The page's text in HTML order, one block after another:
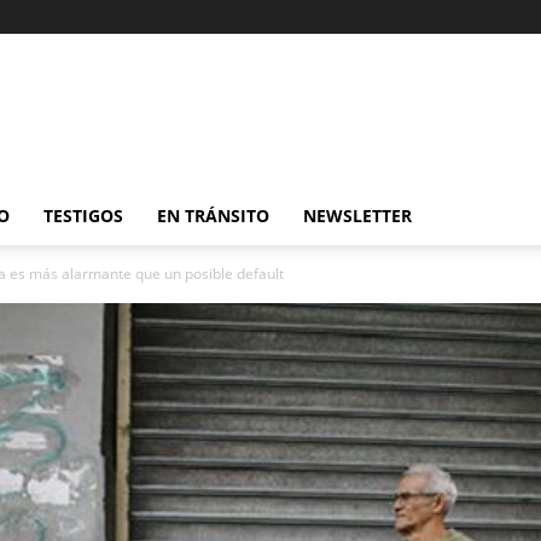
TESTIGOS EN TRÁNSITO NEWSLETTER
es más alarmante que un posible default